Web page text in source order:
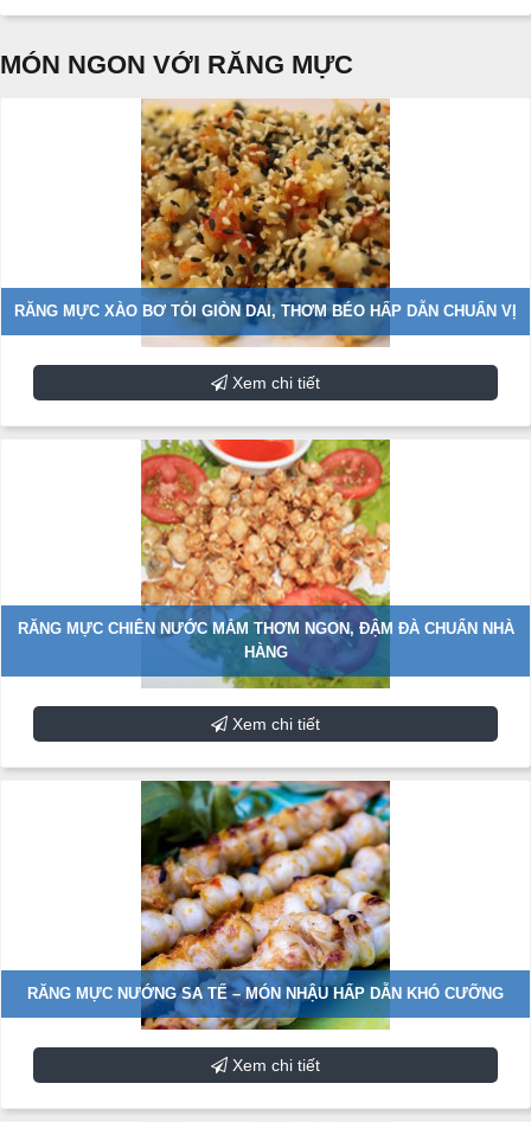
MÓN NGON VỚI RĂNG MỰC
RĂNG MỰC XÀO BƠ TỎI GIÒN DAI, THƠM BÉO HẤP DẪN CHUẨN VỊ
Xem chi tiết
RĂNG MỰC CHIÊN NƯỚC MẮM THƠM NGON, ĐẬM ĐÀ CHUẨN NHÀ
HÀNG
Xem chi tiết
RĂNG MỰC NƯỚNG SA TẾ – MÓN NHẬU HẤP DẪN KHÓ CƯỠNG
Xem chi tiết